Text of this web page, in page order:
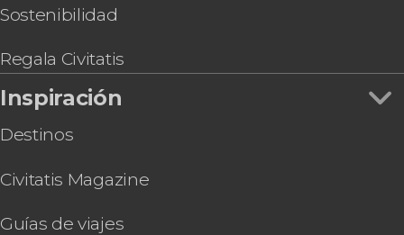
Sostenibilidad
Regala Civitatis
Inspiración
Destinos
Civitatis Magazine
Guías de viajes